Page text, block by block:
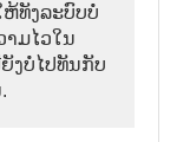
ທັງລະບົບບໍ່
າມໄວໃນ
ງບໍ່ໄປທັນກັບ